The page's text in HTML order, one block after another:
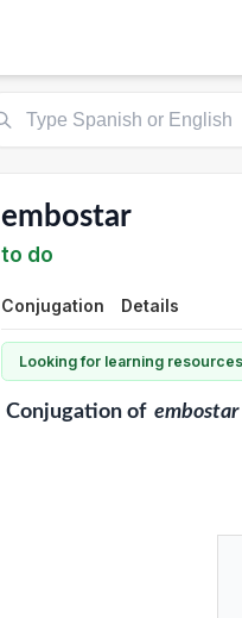
embostar
to do
Conjugation Details
Looking for learning
Conjugationof embostar